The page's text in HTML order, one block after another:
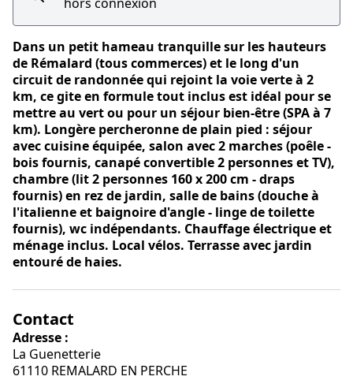
Dans un petit hameau tranquille sur les hauteurs
de Rémalard (tous commerces) et le long d'un
circuit de randonnée qui rejoint la voie verte à 2
km, ce gite en formule tout inclus est idéal pour se
mettre au vert ou pour un séjour bien-être (SPA à 7
km). Longère percheronne de plain pied : séjour
avec cuisine équipée, salon avec 2 marches (poêle -
bois fournis, canapé convertible 2 personnes et TV),
chambre (lit 2 personnes 160 x 200 cm - draps
fournis) en rez de jardin, salle de bains (douche à
l'italienne et baignoire d'angle - linge de toilette
fournis), wc indépendants. Chauffage électrique et
ménage inclus. Local vélos. Terrasse avec jardin
entouré de haies.
Contact
Adresse :
La Guenetterie
61110 REMALARD EN PERCHE